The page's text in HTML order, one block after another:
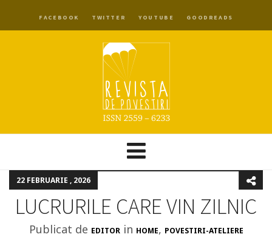
FACEBOOK TWITTER YOUTUBE GOODREADS
22 FEBRUARIE , 2026
LUCRURILE CARE VIN ZILNIC
Publicat de EDITOR in HOME, POVESTIRI-ATELIERE